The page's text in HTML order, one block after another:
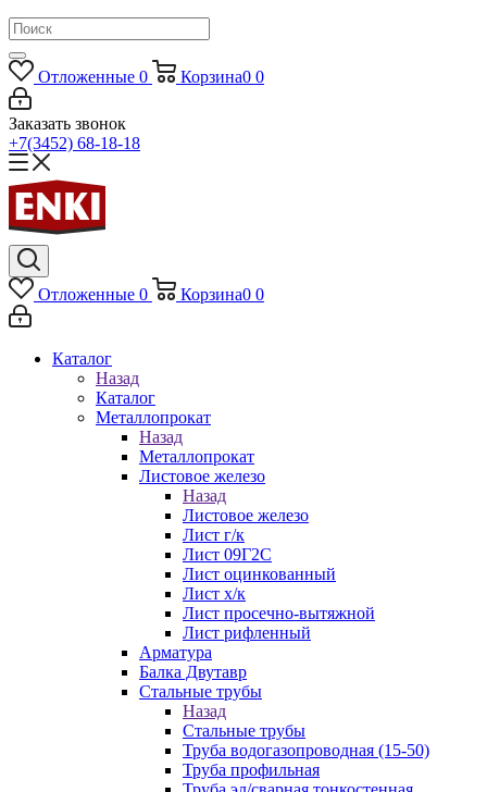
Отложенные 0 Корзина0 0
Заказать звонок
+7(3452) 68-18-18
Отложенные 0 Корзина0 0
Каталог
Назад
Каталог
Металлопрокат
Назад
Металлопрокат
Листовое железо
Назад
Листовое железо
Лист г/к
Лист 09Г2С
Лист оцинкованный
Лист х/к
Лист просечно-вытяжной
Лист рифленный
Арматура
Балка Двутавр
Стальные трубы
Назад
Стальные трубы
Труба водогазопроводная (15-50)
Труба профильная